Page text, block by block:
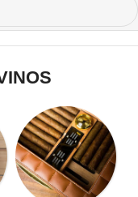
VINOS”